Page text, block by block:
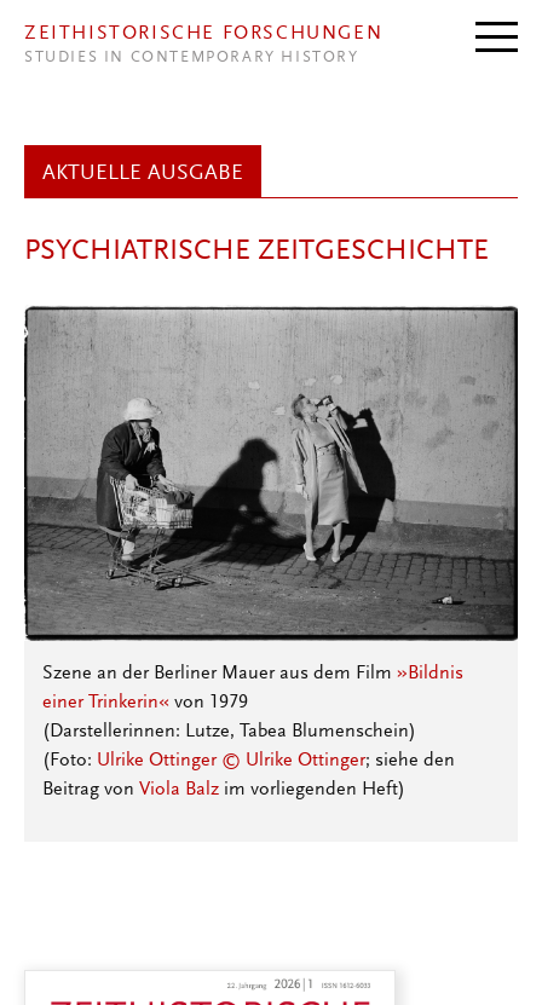
ZEITHISTORISCHE FORSCHUNGEN
STUDIES IN CONTEMPORARY HISTORY
AKTUELLE AUSGABE
PSYCHIATRISCHE ZEITGESCHICHTE
Szene an der Berliner Mauer aus dem Film »Bildnis
einer Trinkerin« von 1979
(Darstellerinnen: Lutze, Tabea Blumenschein)
(Foto: Ulrike Ottinger © Ulrike Ottinger; siehe den
Beitrag von Viola Balz im vorliegenden Heft)